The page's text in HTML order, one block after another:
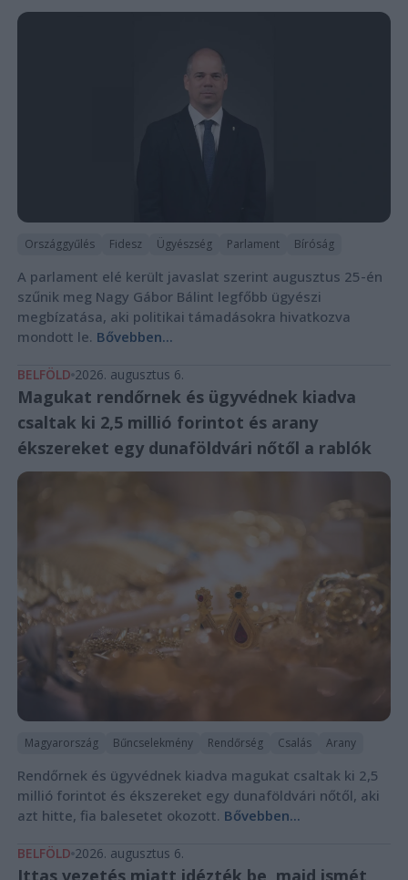
Országgyűlés Fidesz Ügyészség Parlament Bíróság
A parlament elé került javaslat szerint augusztus 25-én
szűnik meg Nagy Gábor Bálint legfőbb ügyészi
megbízatása, aki politikai támadásokra hivatkozva
mondott le. Bővebben...
BELFÖLD 2026. augusztus 6.
Magukat rendőrnek és ügyvédnek kiadva
csaltak ki 2,5 millió forintot és arany
ékszereket egy dunaföldvári nőtől a rablók
Magyarország Bűncselekmény Rendőrség Csalás Arany
Rendőrnek és ügyvédnek kiadva magukat csaltak ki 2,5
millió forintot és ékszereket egy dunaföldvári nőtől, aki
azt hitte, fia balesetet okozott. Bővebben...
BELFÖLD 2026. augusztus 6.
Ittas vezetés miatt idézték be, majd ismét